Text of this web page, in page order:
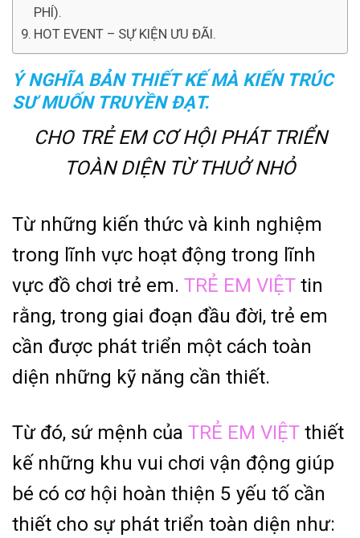
PHÍ).
HOT EVENT – SỰ KIỆN ƯU ĐÃI.
Ý NGHĨA BẢN THIẾT KẾ MÀ KIẾN TRÚC
SƯ MUỐN TRUYỀN ĐẠT.
CHO TRẺ EM CƠ HỘI PHÁT TRIỂN
TOÀN DIỆN TỪ THUỞ NHỎ
Từ những kiến thức và kinh nghiệm
trong lĩnh vực hoạt động trong lĩnh
vực đồ chơi trẻ em. TRẺ EM VIỆT tin
rằng, trong giai đoạn đầu đời, trẻ em
cần được phát triển một cách toàn
diện những kỹ năng cần thiết.
Từ đó, sứ mệnh của TRẺ EM VIỆT thiết
kế những khu vui chơi vận động giúp
bé có cơ hội hoàn thiện 5 yếu tố cần
thiết cho sự phát triển toàn diện như: